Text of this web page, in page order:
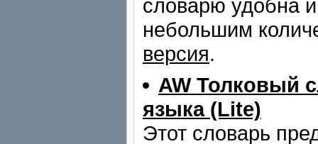
словарю удобна
небольшим
версия.
AW Толковый
языка (Lite)
Этот словарь